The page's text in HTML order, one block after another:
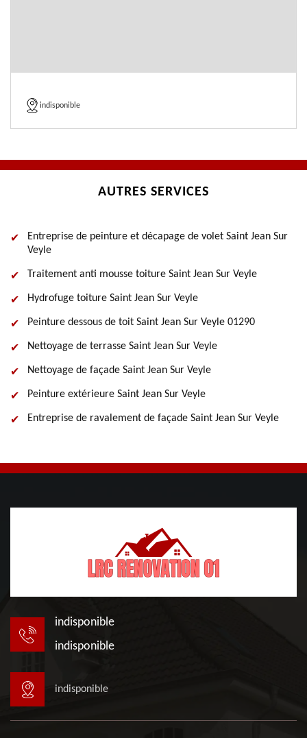
indisponible
AUTRES SERVICES
Entreprise de peinture et décapage de volet Saint Jean Sur
Veyle
Traitement anti mousse toiture Saint Jean Sur Veyle
Hydrofuge toiture Saint Jean Sur Veyle
Peinture dessous de toit Saint Jean Sur Veyle 01290
Nettoyage de terrasse Saint Jean Sur Veyle
Nettoyage de façade Saint Jean Sur Veyle
Peinture extérieure Saint Jean Sur Veyle
Entreprise de ravalement de façade Saint Jean Sur Veyle
indisponible
indisponible
indisponible